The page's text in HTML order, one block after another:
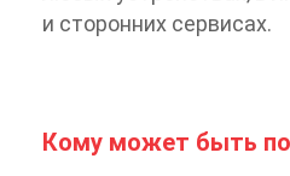
и сторонних сервисах.
Кому может быть